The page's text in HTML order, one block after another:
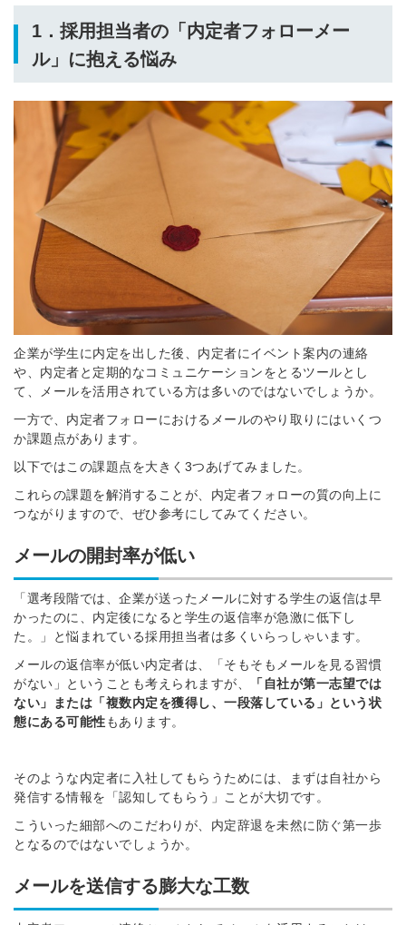
1． 採用担当者の「内定者フォローメー
ル」に抱える悩み
企業が学生に内定を出した後、内定者にイベント案内の連絡
や、内定者と定期的なコミュニケーションをとるツールとし
て、メールを活用されている方は多いのではないでしょうか。
一方で、内定者フォローにおけるメールのやり取りにはいくつ
か課題点があります。
以下ではこの課題点を大きく3つあげてみました。
これらの課題を解消することが、内定者フォローの質の向上に
つながりますので、ぜひ参考にしてみてください。
メールの開封率が低い
「選考段階では、企業が送ったメールに対する学生の返信は早
かったのに、内定後になると学生の返信率が急激に低下し
た。」と悩まれている採用担当者は多くいらっしゃいます。
メールの返信率が低い内定者は、「そもそもメールを見る習慣
がない」ということも考えられますが、
「自社が第一志望では
ない」または「複数内定を獲得し、一段落している」という状
態にある可能性もあります。
そのような内定者に入社してもらうためには、まずは自社から
発信する情報を「認知してもらう」ことが大切です。
こういった細部へのこだわりが、内定辞退を未然に防ぐ第一歩
となるのではないでしょうか。
メールを送信する膨大な工数